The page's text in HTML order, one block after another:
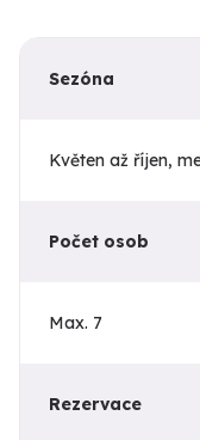
Sezóna
Květen až říjen,
Počet osob
Max. 7
Rezervace